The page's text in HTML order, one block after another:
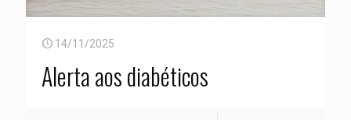
14/11/2025
Alerta aos diabéticos